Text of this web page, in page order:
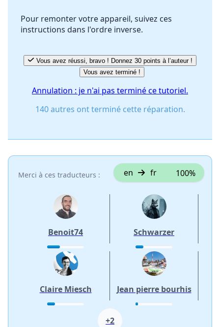
Annuler Publier un commentaire
Pour remonter votre appareil, suivez ces
instructions dans l'ordre inverse.
Vous avez réussi, bravo ! Donnez 30 points à l’auteur !
Vous avez terminé !
Annulation : je n'ai pas terminé ce tutoriel.
140 autres ont terminé cette réparation.
Merci à ces traducteurs : en fr 100%
Benoit74 Schwarzer
Claire Miesch Jean pierre bourhis
+2